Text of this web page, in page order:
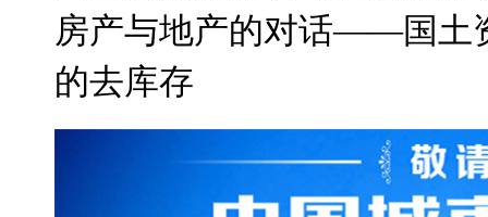
房产与地产的对话——国土
的去库存